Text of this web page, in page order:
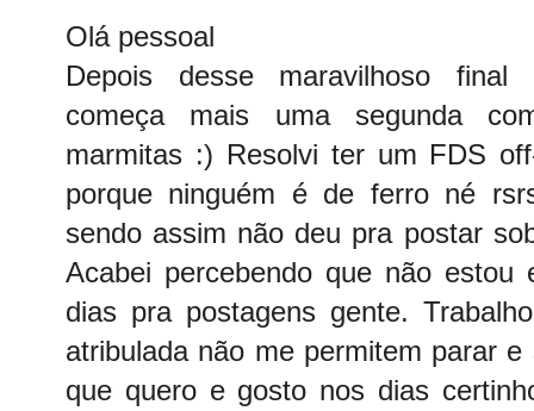
Olá pessoal
Depois desse maravilhoso final
começa mais uma segunda
marmitas :) Resolvi ter um FDS
porque ninguém é de ferro né
sendo assim não deu pra postar
Acabei percebendo que não
dias pra postagens gente.
atribulada não me permitem parar
que quero e gosto nos dias